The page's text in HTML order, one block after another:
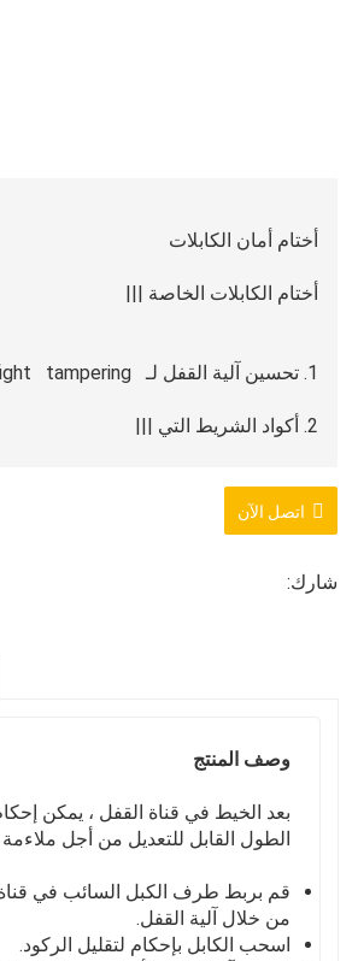
أختام أمان الكابلات
أختام الكابلات الخاصة |||
1. تحسين آلية القفل لـ fight tampering.
2. أكواد الشريط التي |||
التكاليف.
اتصل الآن
شارك:
وصف المنتج
بعد الخيط في قناة القفل ، يمكن
الطول القابل للتعديل من أجل
قم بربط طرف الكبل السائب في قناة
من خلال آلية القفل.
اسحب الكابل بإحكام لتقليل الركود.